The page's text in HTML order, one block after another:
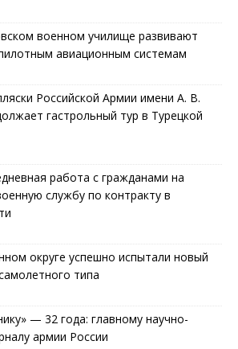
военном училище развивают
авиационным системам
Российской Армии имени А. В.
гастрольный тур в Турецкой
работа с гражданами на
службу по контракту в
округе успешно испытали новый
типа
— 32 года: главному научно-
армии России